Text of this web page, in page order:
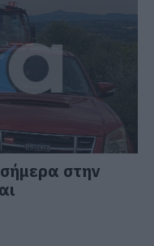
στην